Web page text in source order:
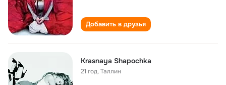
Добавить в друзья
Krasnaya Shapochka
21 год,Таллин